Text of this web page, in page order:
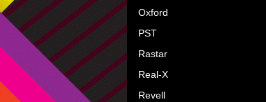
Oxford
PST
Rastar
Real-X
Revell